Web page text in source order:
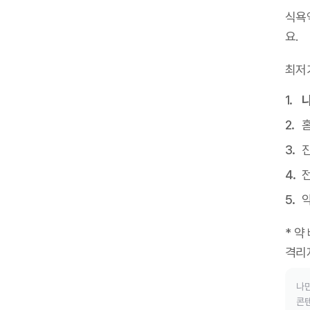
식욕
요.
최저
* 약
격리
나
콘